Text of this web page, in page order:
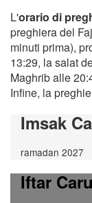
L'orario di
preghiera del
minuti prima),
13:29, la salat
Maghrib alle
Infine, la
Imsak
ramadan 2027
Iftar